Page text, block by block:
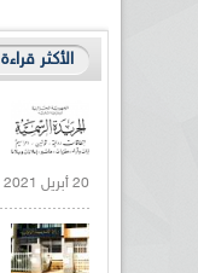
الأكثر قراءة
20 أبريل 2021 |